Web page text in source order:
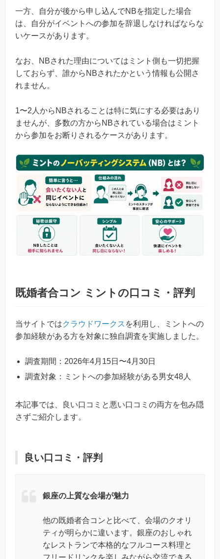
一方、自分が後から申し込んでNBを指定した場合
は、自分がイベントへの参加を辞退しなければならな
いケースがあります。
なお、NBされた理由についてはミント側も一切把握
しておらず、誰からNBされたかという情報も公開さ
れません。
1〜2人からNBされることは特に気にする必要はあり
ませんが、多数の方からNBされている場合はミント
から参加をお断りされるケースがあります。
既婚者合コン ミントの口コミ・評判
当サイトではクラウドワークス を利用し、ミントへの
参加経験がある方を対象に独自調査を実施しました。
調査期間：2026年4月15日〜4月30日
調査対象：ミントへの参加経験がある男女48人
本記事では、良い口コミと悪い口コミの両方を包み隠
さずご紹介します。
良い口コミ・評判
銀座の上質な会場が魅力
他の既婚者合コンと比べて、会場のクオリ
ティが明らかに違います。銀座のおしゃれ
なレストランで本格的なフルコース料理と